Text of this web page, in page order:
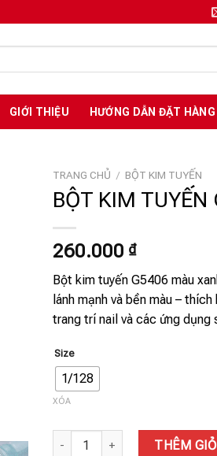
GIỚI THIỆU HƯỚNG DẪN ĐẶT HÀNG
TRANG CHỦ / BỘT KIM TUYẾN
BỘT KIM TUYẾN
260.000 ₫
Bột kim tuyến G5406 màu
lánh mạnh và bền màu –
trang trí nail và các ứng dụng
Size
1/128
XÓA
BỘT KIM TUYẾN G5406 số lượng
THÊM